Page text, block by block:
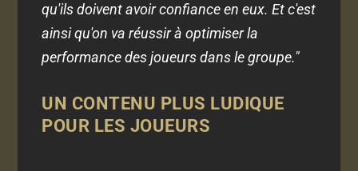
qu'ils doivent avoir confiance en eux. Et c'est
ainsi qu'on va réussir à optimiser la
performance des joueurs dans le groupe."
UN CONTENU PLUS LUDIQUE
POUR LES JOUEURS